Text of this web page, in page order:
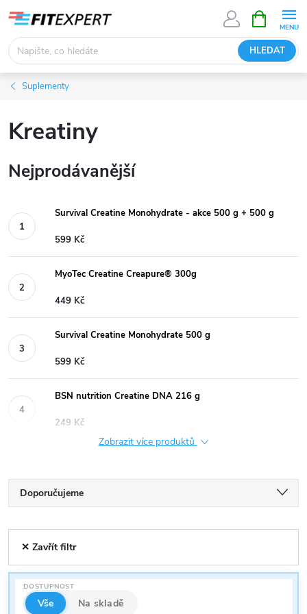
obsah
HLEDAT
NÁKUPNÍ
KOŠÍK
Suplementy
Kreatiny
Nejprodávanější
Survival Creatine Monohydrate - akce 500 g + 500 g
599 Kč
MyoTec Creatine Creapure® 300g
449 Kč
Survival Creatine Monohydrate 500 g
599 Kč
BSN nutrition Creatine DNA 216 g
249 Kč
Zobrazit více produktů
Ř
a
z
Doporučujeme
Nejdražší
Nejprodávanější
Abecedně
V
ý
✕ Zavřít filtr
DOSTUPNOST
Vše Na skladě